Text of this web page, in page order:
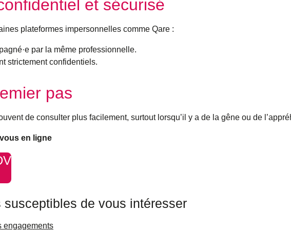
et sécurisé
plateformes impersonnelles comme Qare :
par la même professionnelle.
strictement confidentiels.
pas
de consulter plus facilement, surtout lorsqu’il y a de la gêne ou de
en ligne
susceptibles de vous intéresser
engagements